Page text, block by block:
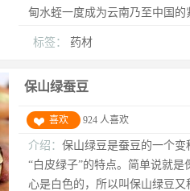
甸水蛭一度成为云南乃至中国的
标签： 药材
保山绿蚕豆
喜欢 924 人喜欢
介绍： 保山绿豆是蚕豆的一个
“白皮绿子”的特点。简单说就
心是白色的，所以叫保山绿豆